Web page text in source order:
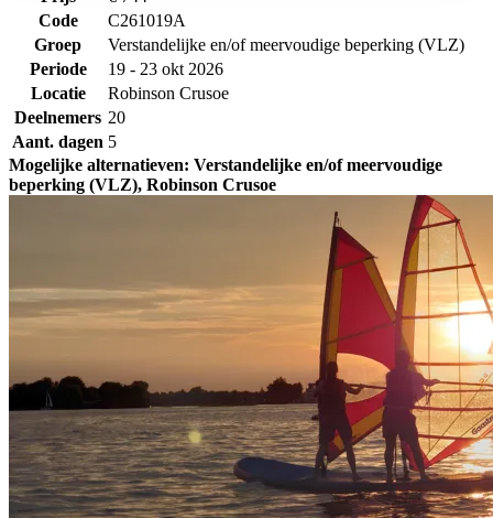
Code
C261019A
Groep
Verstandelijke en/of meervoudige beperking (VLZ)
Periode
19 - 23 okt 2026
Locatie
Robinson Crusoe
Deelnemers 20
Aant. dagen 5
Mogelijke alternatieven: Verstandelijke en/of meervoudige
beperking (VLZ), Robinson Crusoe